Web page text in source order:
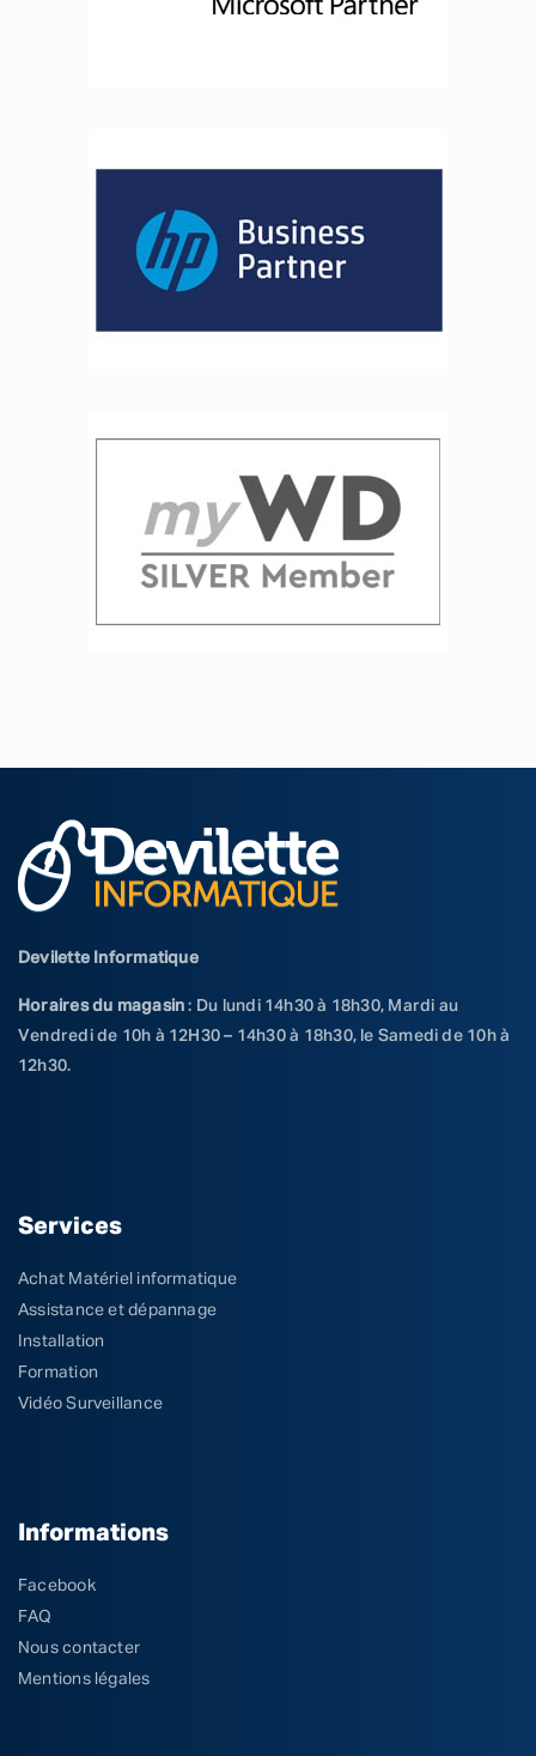
Devilette Informatique
Horaires du magasin : Du lundi 14h30 à 18h30, Mardi au
Vendredi de 10h à 12H30 – 14h30 à 18h30, le Samedi de 10h à
12h30.
Services
Achat Matériel informatique
Assistance et dépannage
Installation
Formation
Vidéo Surveillance
Informations
Facebook
FAQ
Nous contacter
Mentions légales